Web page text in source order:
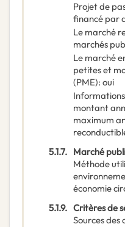
Projet de
financé par
Le marché
marchés
Le marché
petites et
(PME): oui
montant
maximum
5.1.7. Marché
Méthode
économie
5.1.9. Critères de
Sources des